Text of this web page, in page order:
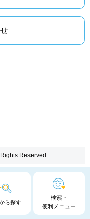
ら探す
検索・
便利メニュー
Reserved.